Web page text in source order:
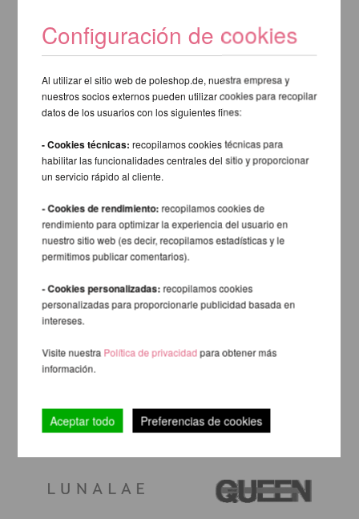
Configuración de cookies
Al utilizar el sitio web de poleshop.de, nuestra empresa y
nuestros socios externos pueden utilizar cookies para recopilar
datos de los usuarios con los siguientes fines:
- Cookies técnicas:recopilamos cookies técnicas para
habilitar las funcionalidades centrales del sitio y proporcionar
un servicio rápido al cliente.
- Cookies de rendimiento: recopilamos cookies de
rendimiento para optimizar la experiencia del usuario en
nuestro sitio web (es decir, recopilamos estadísticas y le
permitimos publicar comentarios).
- Cookies personalizadas: recopilamos cookies
personalizadas para proporcionarle publicidad basada en
intereses.
Visite nuestra Política de privacidadpara obtener más
información.
Aceptar todo Preferencias de cookies